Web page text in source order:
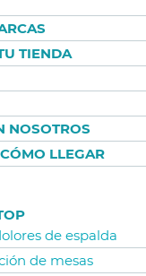
TIENDA
NOSOTROS
LLEGAR
de espalda
de mesas